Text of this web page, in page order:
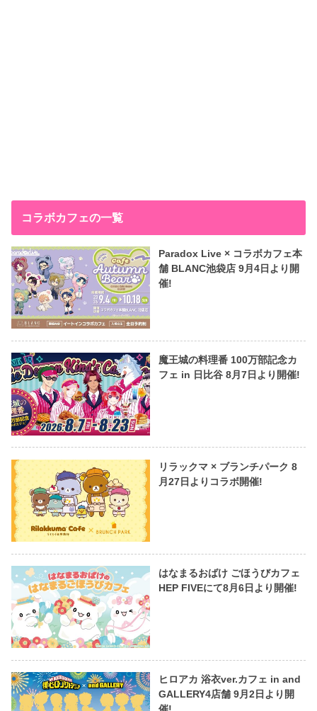
コラボカフェの一覧
Paradox Live × コラボカフェ本
舗 BLANC池袋店 9月4日より開
催!
魔王城の料理番 100万部記念カ
フェ in 日比谷 8月7日より開催!
リラックマ × ブランチパーク 8
月27日よりコラボ開催!
はなまるおばけ ごほうびカフェ
HEP FIVEにて8月6日より開催!
ヒロアカ 浴衣ver.カフェ in and
GALLERY4店舗 9月2日より開